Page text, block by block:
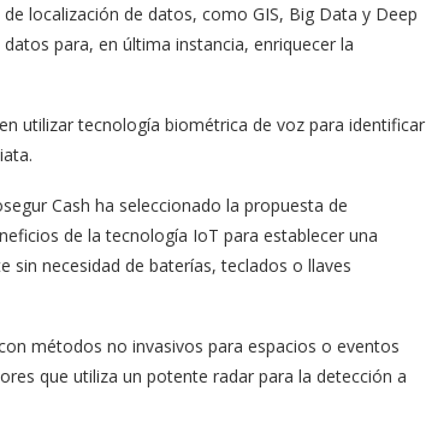
localización de datos, como GIS, Big Data y Deep
para, en última instancia, enriquecer la
utilizar tecnología biométrica de voz para identificar
Cash ha seleccionado la propuesta de
de la tecnología IoT para establecer una
necesidad de baterías, teclados o llaves
métodos no invasivos para espacios o eventos
que utiliza un potente radar para la detección a